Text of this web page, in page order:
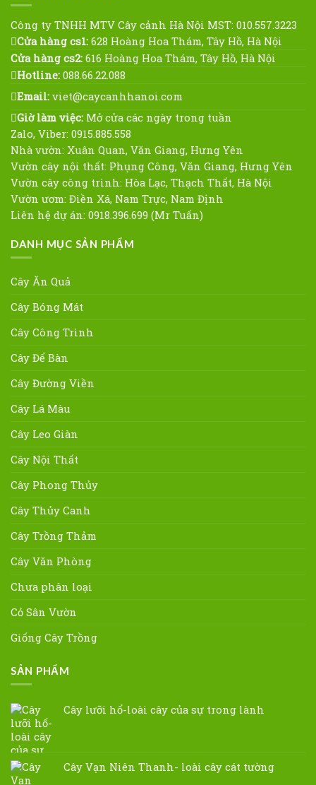
Công ty TNHH MTV Cây cảnh Hà Nội MST: 010.557.3223
Cửa hàng cs1: 628 Hoàng Hoa Thám, Tây Hồ, Hà Nội
Cửa hàng cs2: 616 Hoàng Hoa Thám, Tây Hồ, Hà Nội
Hotline: 088.66.22.088
Email: viet@caycanhhanoi.com
Giờ làm việc: Mở cửa các ngày trong tuần
Zalo, Viber: 0915.885.558
Nhà vườn: Xuân Quan, Văn Giang, Hưng Yên
Vườn cây nội thất: Phụng Công, Văn Giang, Hưng Yên
Vườn cây công trình: Hòa Lạc, Thạch Thất, Hà Nội
Vườn ươm: Điền Xá, Nam Trực, Nam Định
Liên hệ dự án: 0918.396.699 (Mr Tuấn)
DANH MỤC SẢN PHẨM
Cây Ăn Quả
Cây Bóng Mát
Cây Công Trình
Cây Để Bàn
Cây Đường Viền
Cây Lá Màu
Cây Leo Giàn
Cây Nội Thất
Cây Phong Thủy
Cây Thủy Canh
Cây Trồng Thảm
Cây Văn Phòng
Chưa phân loại
Cỏ Sân Vườn
Giống Cây Trồng
SẢN PHẨM
Cây lưỡi hổ-loài cây của sự trong lành
Cây Vạn Niên Thanh- loài cây cát tường